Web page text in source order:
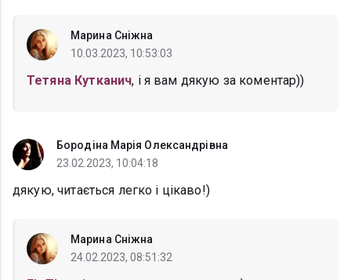
Марина Сніжна
10.03.2023, 10:53:03
Тетяна Кутканич, і я вам дякую за коментар))
Бородіна Марія Олександрівна
23.02.2023, 10:04:18
дякую, читається легко і цікаво!)
Марина Сніжна
24.02.2023, 08:51:32